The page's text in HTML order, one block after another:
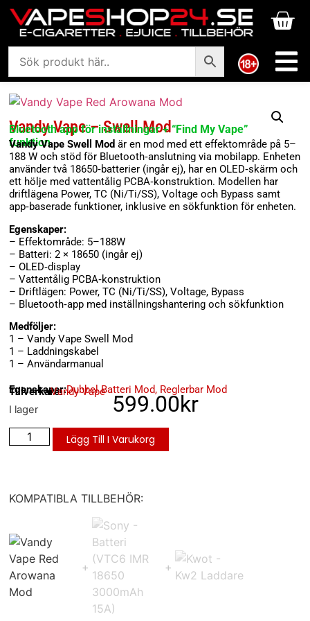
Vandy Vape – Swell Mod
Bluetooth app för inställningar + “Find My Vape”
funktion
Vandy Vape Swell Mod är en mod med ett effektområde på 5–
188 W och stöd för Bluetooth‑anslutning via mobilapp. Enheten
använder två 18650‑batterier (ingår ej), har en OLED‑skärm och
ett hölje med vattentålig PCBA‑konstruktion. Modellen har
driftlägena Power, TC (Ni/Ti/SS), Voltage och Bypass samt
app‑baserade funktioner, inklusive en sökfunktion för enheten.
Egenskaper:
– Effektområde: 5–188W
– Batteri: 2 × 18650 (ingår ej)
– OLED‑display
– Vattentålig PCBA‑konstruktion
– Driftlägen: Power, TC (Ni/Ti/SS), Voltage, Bypass
– Bluetooth‑app med inställningshantering och sökfunktion
Medföljer:
1 – Vandy Vape Swell Mod
1 – Laddningskabel
1 – Användarmanual
Egenskaper:Dubbel Batteri Mod, Reglerbar Mod
Tillverkare:Vandy Vape 599.00kr
I lager
Lägg Till I Varukorg
KOMPATIBLA TILLBEHÖR: